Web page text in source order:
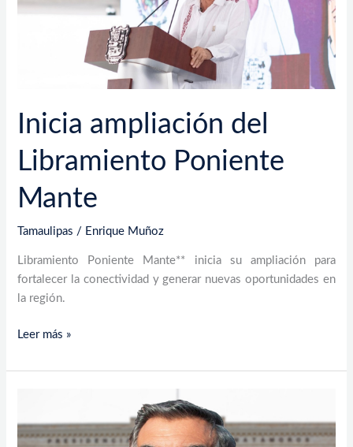
Inicia ampliación del
Libramiento Poniente
Mante
Tamaulipas / Enrique Muñoz
Libramiento Poniente Mante** inicia su ampliación para
fortalecer la conectividad y generar nuevas oportunidades en
la región.
Leer más »
de